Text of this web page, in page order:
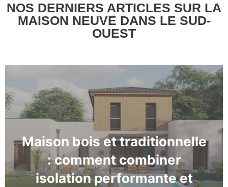
NOS DERNIERS ARTICLES SUR LA
MAISON NEUVE DANS LE SUD-
OUEST
Maison bois et traditionnelle
: comment combiner
isolation performante et